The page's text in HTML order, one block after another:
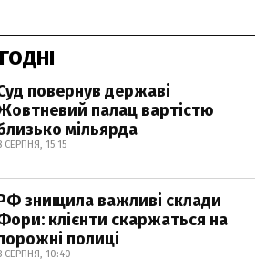
повернув державі
палац вартістю
мільярда
СЕРПНЯ, 15:15
знищила важливі склади
клієнти скаржаться на
полиці
СЕРПНЯ, 10:40